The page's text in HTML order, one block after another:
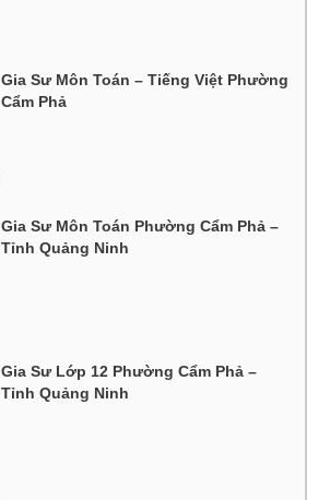
Gia Sư Môn Toán – Tiếng Việt Phường
Cẩm Phả
Gia Sư Môn Toán Phường Cẩm Phả –
Tỉnh Quảng Ninh
Gia Sư Lớp 12 Phường Cẩm Phả –
Tỉnh Quảng Ninh